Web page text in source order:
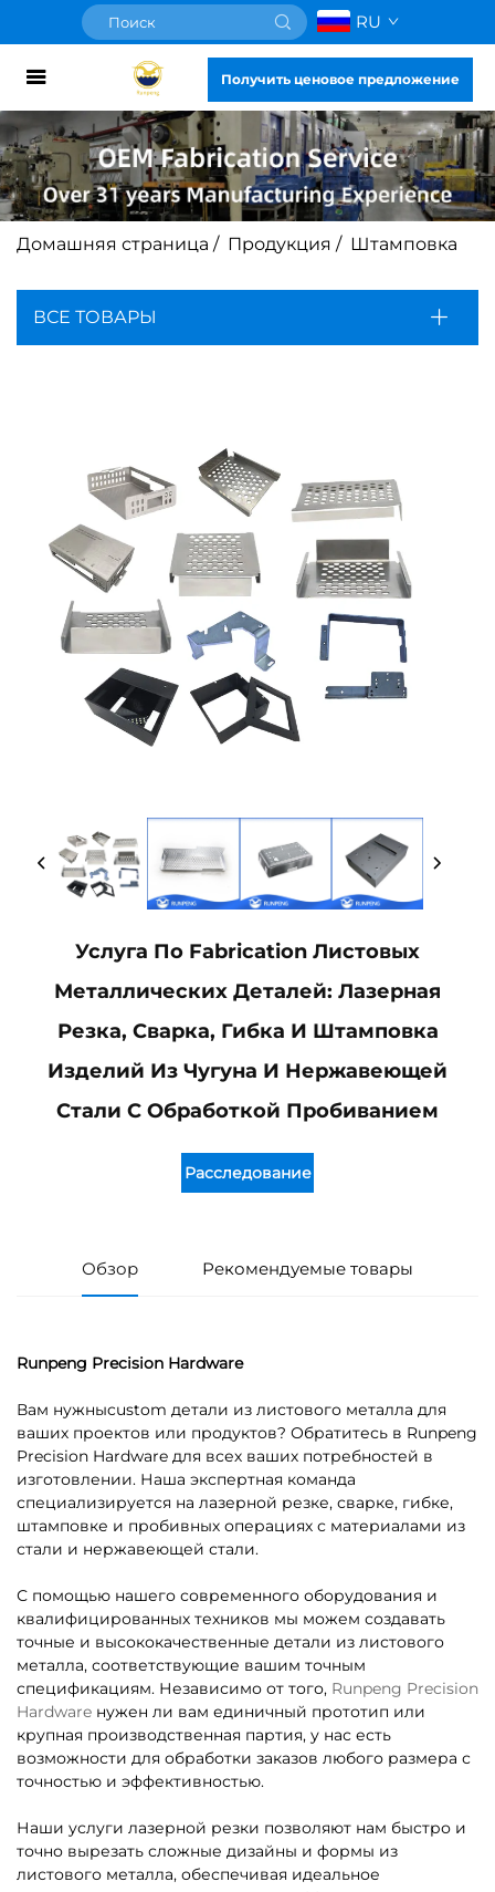
RU
Получить ценовое предложение
Домашняя страница / Продукция / Штамповка
ВСЕ ТОВАРЫ
Услуга По Fabrication Листовых
Металлических Деталей: Лазерная
Резка, Сварка, Гибка И Штамповка
Изделий Из Чугуна И Нержавеющей
Стали С Обработкой Пробиванием
Расследование
Обзор Рекомендуемые товары
Runpeng Precision Hardware
Вам нужныcustom детали из листового металла для
ваших проектов или продуктов? Обратитесь в Runpeng
Precision Hardware для всех ваших потребностей в
изготовлении. Наша экспертная команда
специализируется на лазерной резке, сварке, гибке,
штамповке и пробивных операциях с материалами из
стали и нержавеющей стали.
С помощью нашего современного оборудования и
квалифицированных техников мы можем создавать
точные и высококачественные детали из листового
металла, соответствующие вашим точным
спецификациям. Независимо от того, Runpeng Precision
Hardware нужен ли вам единичный прототип или
крупная производственная партия, у нас есть
возможности для обработки заказов любого размера с
точностью и эффективностью.
Наши услуги лазерной резки позволяют нам быстро и
точно вырезать сложные дизайны и формы из
листового металла, обеспечивая идеальное